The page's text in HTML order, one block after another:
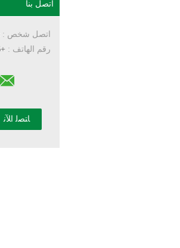
اتصل بنا
اتصل شخص :
رقم الهاتف : +86 18925835585